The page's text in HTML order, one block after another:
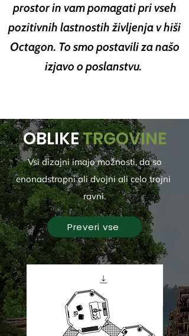
prostor in vam pomagati pri vseh
pozitivnih lastnostih življenja v hiši
Octagon. To smo postavili za našo
izjavo o poslanstvu.
OBLIKETRGOVINE
Vsi dizajni imajo možnosti, da so
enonadstropni ali dvojni ali celo trojni
ravni.
Preveri vse